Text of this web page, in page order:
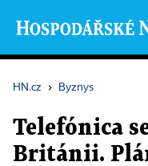
HN.cz › Byznys
Telefónica
Británii.